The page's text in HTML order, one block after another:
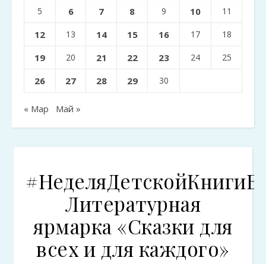
5 6 7 8 9 10 11
12 13 14 15 16 17 18
19 20 21 22 23 24 25
26 27 28 29 30
« Мар Май »
Литературная
ярмарка «Сказки для
всех и для каждого»